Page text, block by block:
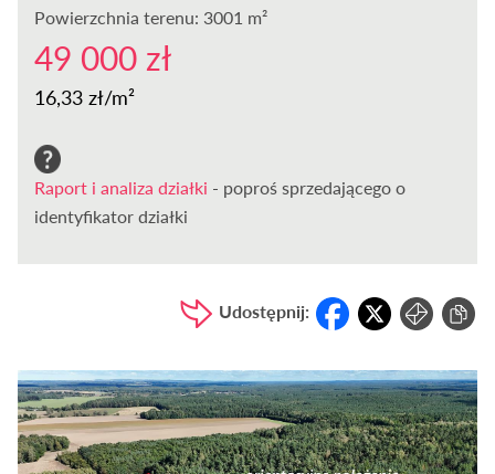
Powierzchnia terenu: 3001 m²
49 000 zł
16,33 zł/m²
Raport i analiza działki - poproś sprzedającego o
identyfikator działki
Udostępnij: